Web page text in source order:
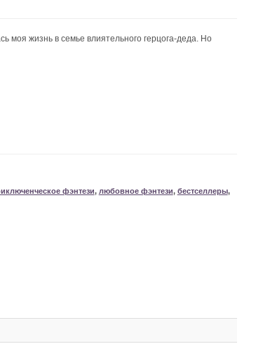
моя жизнь в семье влиятельного герцога-деда. Но
фэнтези, любовное фэнтези, бестселлеры,